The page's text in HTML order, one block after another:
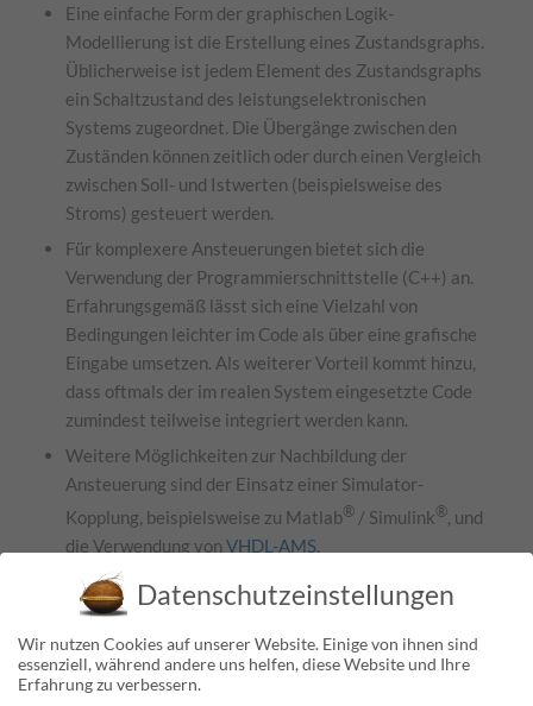
Eine einfache Form der graphischen Logik-
Modellierung ist die Erstellung eines Zustandsgraphs.
Üblicherweise ist jedem Element des Zustandsgraphs
ein Schaltzustand des leistungselektronischen
Systems zugeordnet. Die Übergänge zwischen den
Zuständen können zeitlich oder durch einen Vergleich
zwischen Soll- und Istwerten (beispielsweise des
Stroms) gesteuert werden.
Für komplexere Ansteuerungen bietet sich die
Verwendung der Programmierschnittstelle (C++) an.
Erfahrungsgemäß lässt sich eine Vielzahl von
Bedingungen leichter im Code als über eine grafische
Eingabe umsetzen. Als weiterer Vorteil kommt hinzu,
dass oftmals der im realen System eingesetzte Code
zumindest teilweise integriert werden kann.
Weitere Möglichkeiten zur Nachbildung der
Ansteuerung sind der Einsatz einer Simulator-
Kopplung, beispielsweise zu Matlab®/ Simulink®, und
die Verwendung von VHDL-AMS.
Oftmals sollen in der Simulation die Berechnungen der
elektrischen Größen, der resultierenden
Verlustleistungen und der sich daraus ergebenden
Datenschutzeinstellungen
Wir nutzen Cookies auf unserer Website. Einige von ihnen sind
essenziell, während andere uns helfen, diese Website und Ihre
Erfahrung zu verbessern.